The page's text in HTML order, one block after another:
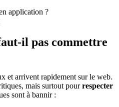
il pas commettre
et arrivent rapidement sur le web.
mais surtout pourrespecter
sont à bannir :